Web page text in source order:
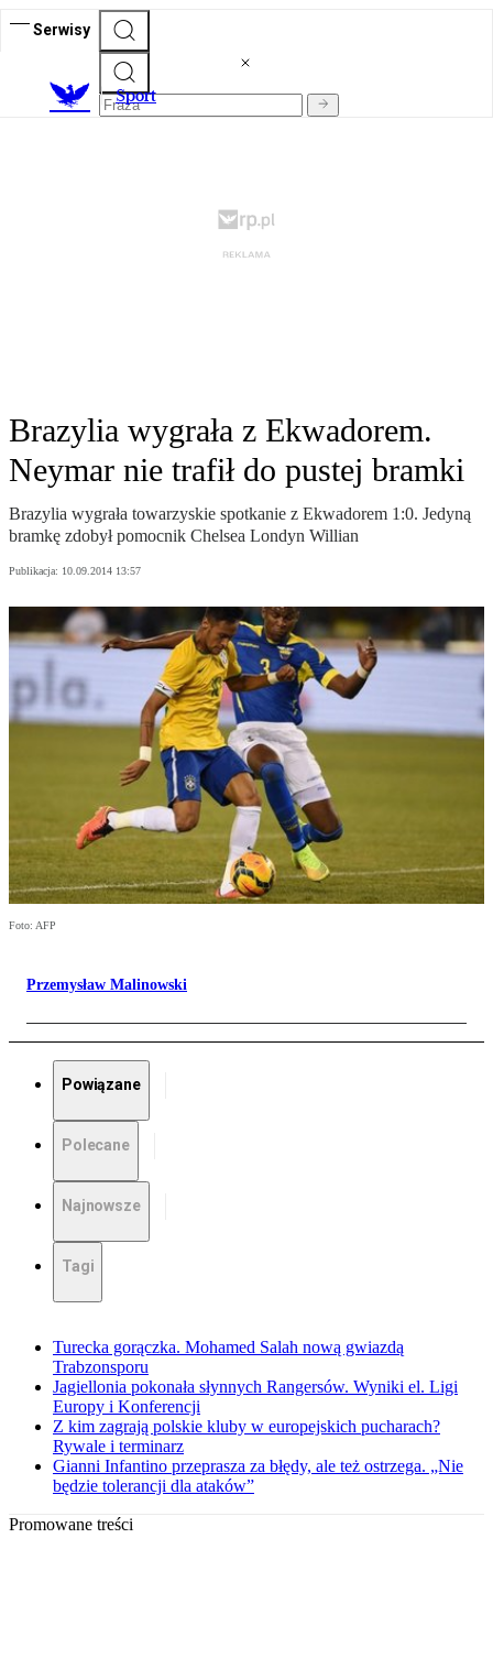
Serwisy
Sport
Brazylia wygrała z Ekwadorem.
Neymar nie trafił do pustej bramki
Brazylia wygrała towarzyskie spotkanie z Ekwadorem 1:0. Jedyną
bramkę zdobył pomocnik Chelsea Londyn Willian
Publikacja: 10.09.2014 13:57
Foto: AFP
Przemysław Malinowski
Powiązane
Polecane
Najnowsze
Tagi
Turecka gorączka. Mohamed Salah nową gwiazdą
Trabzonsporu
Jagiellonia pokonała słynnych Rangersów. Wyniki el. Ligi
Europy i Konferencji
Z kim zagrają polskie kluby w europejskich pucharach?
Rywale i terminarz
Gianni Infantino przeprasza za błędy, ale też ostrzega. „Nie
będzie tolerancji dla ataków”
Promowane treści